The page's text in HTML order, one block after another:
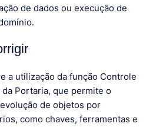
de dados ou execução de
a utilização da função Controle
Portaria, que permite o
de objetos por
como chaves, ferramentas e